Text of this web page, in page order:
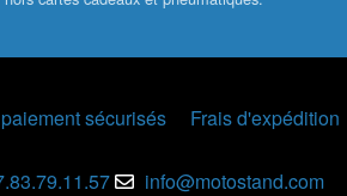
sécurisés Frais d'expédition
info@motostand.com